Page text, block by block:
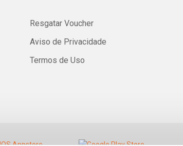
Resgatar Voucher
Aviso de Privacidade
Termos de Uso